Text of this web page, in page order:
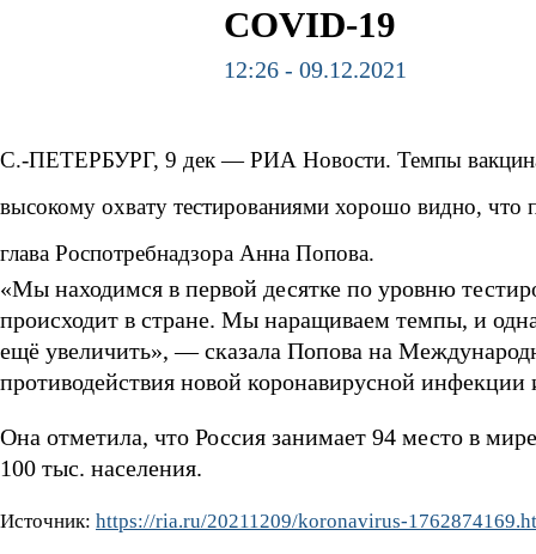
COVID-19
12:26 - 09.12.2021
С.-ПЕТЕРБУРГ, 9 дек — РИА Новости. Темпы
высокому охвату тестированиями хорошо видно, что
глава Роспотребнадзора Анна Попова.
«Мы находимся в первой десятке по уровню
происходит в стране. Мы наращиваем темпы, и
ещё увеличить», — сказала Попова на
противодействия новой коронавирусной
Она отметила, что Россия занимает 94 место в
100 тыс. населения.
Источник: https://ria.ru/20211209/koronavirus-